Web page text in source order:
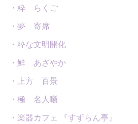
・粋 らくご
・夢 寄席
・粋な文明開化
・鮮 あざやか
・上方 百景
・極 名人噺
・楽器カフェ 『すずらん亭』